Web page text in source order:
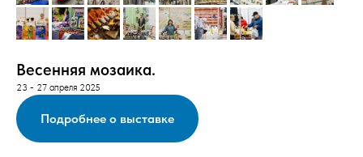
Весенняя мозаика.
23 - 27 апреля 2025
Подробнее о выставке